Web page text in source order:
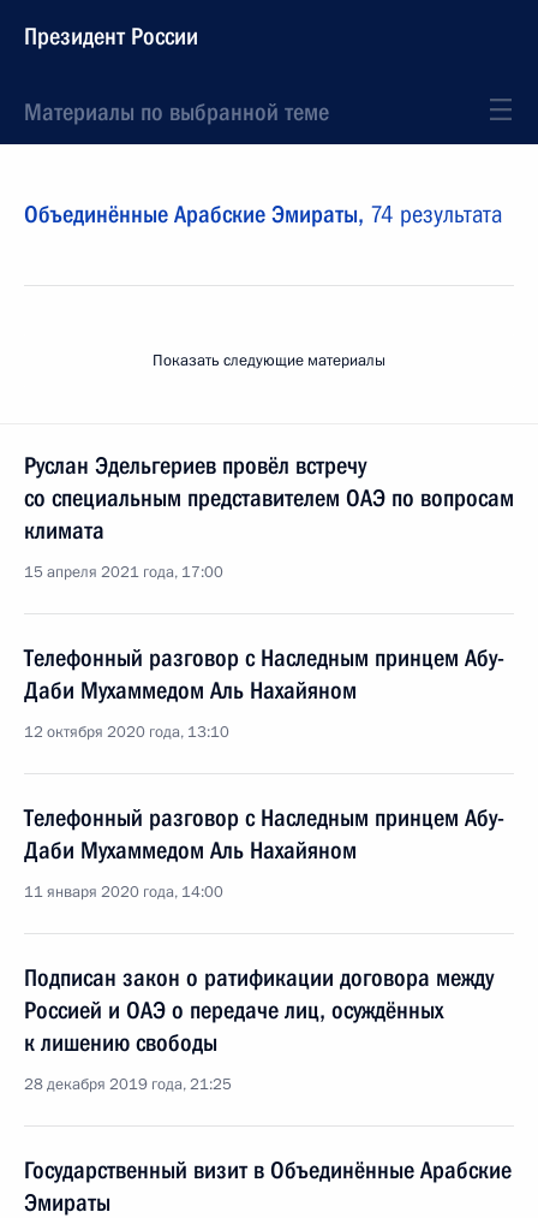
Президент России
Материалы по выбранной теме
Объединённые Арабские Эмираты, 74 результата
Показать следующие материалы
Руслан Эдельгериев провёл встречу
со специальным представителем ОАЭ по вопросам
климата
15 апреля 2021 года, 17:00
Телефонный разговор с Наследным принцем Абу-
Даби Мухаммедом Аль Нахайяном
12 октября 2020 года, 13:10
Телефонный разговор с Наследным принцем Абу-
Даби Мухаммедом Аль Нахайяном
11 января 2020 года, 14:00
Подписан закон о ратификации договора между
Россией и ОАЭ о передаче лиц, осуждённых
к лишению свободы
28 декабря 2019 года, 21:25
Государственный визит в Объединённые Арабские
Эмираты